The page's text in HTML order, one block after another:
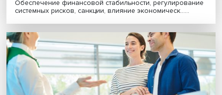
Невиданное политическое и санкционное давление,
рекордная инфляция, энергетический кризис,